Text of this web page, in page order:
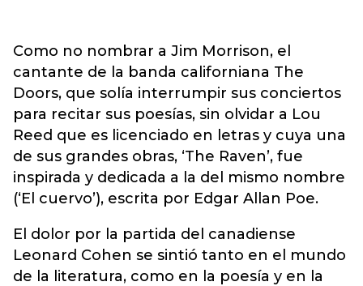
Como no nombrar a Jim Morrison, el
cantante de la banda californiana The
Doors, que solía interrumpir sus conciertos
para recitar sus poesías, sin olvidar a Lou
Reed que es licenciado en letras y cuya una
de sus grandes obras, ‘The Raven’, fue
inspirada y dedicada a la del mismo nombre
(‘El cuervo’), escrita por Edgar Allan Poe.
El dolor por la partida del canadiense
Leonard Cohen se sintió tanto en el mundo
de la literatura, como en la poesía y en la